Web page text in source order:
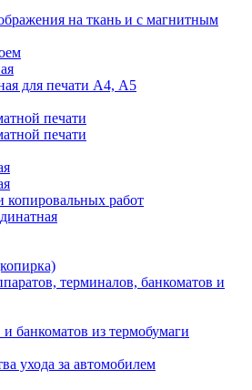
на ткань и с магнитным
для печати А4, А5
печати
печати
копировальных работ
терминалов, банкоматов и
банкоматов из термобумаги
ухода за автомобилем